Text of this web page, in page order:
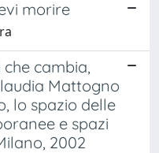
morire
cambia,
Mattogno
lo spazio delle
e spazi
2002